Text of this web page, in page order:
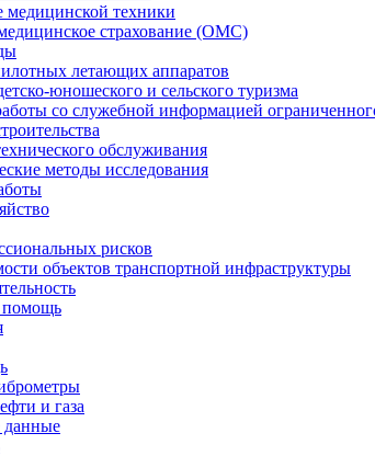
техники
страхование (ОМС)
летающих аппаратов
юношеского и сельского туризма
со служебной информацией
обслуживания
методы исследования
рисков
объектов транспортной инфраструктуры
помощь
и газа
данные